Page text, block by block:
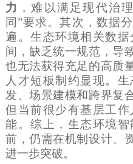
力 ，难以满足现代治
同”要求。其次，数据
遍。生态环境相关数
间，缺乏统一规范，导
也无法获得充足的高质
人才短板制约显现。
发、场景建模和跨界复
但当前很少有基层工
能。综上，生态环境
前，仍需在机制设计、
进一步突破。